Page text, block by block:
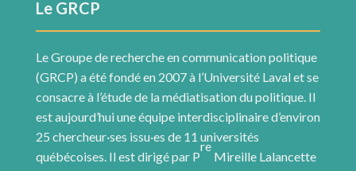
Le GRCP
Le Groupe de recherche en communication politique
(GRCP) a été fondé en 2007 à l’Université Laval et se
consacre à l’étude de la médiatisation du politique. Il
est aujourd’hui une équipe interdisciplinaire d’environ
25 chercheur·ses issu·es de 11 universités
québécoises. Il est dirigé par P
re
Mireille Lalancette